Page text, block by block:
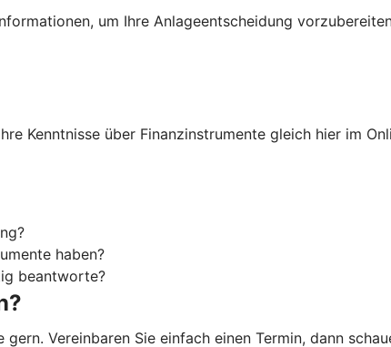
um Ihre Anlageentscheidung
Kenntnisse über Finanzinstrumente gleich hier im
haben?
beantworte?
Vereinbaren Sie einfach einen Termin, dann